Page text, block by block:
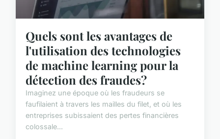
Quels sont les avantages de
l'utilisation des technologies
de machine learning pour la
détection des fraudes?
Imaginez une époque où les fraudeurs se
faufilaient à travers les mailles du filet, et où les
entreprises subissaient des pertes financières
colossale...